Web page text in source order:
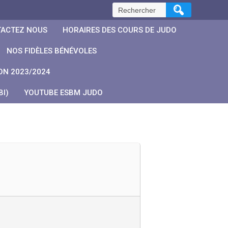
Rechercher :
NOUS HORAIRES DES COURS DE JUDO
NOS FIDÈLES BÉNÉVOLES
2023/2024
YOUTUBE ESBM JUDO